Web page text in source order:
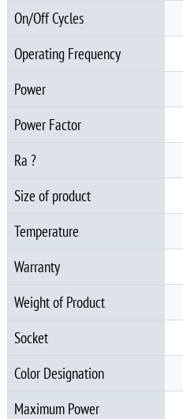
On/Off Cycles
Operating Frequency
Power
Power Factor
Ra ?
Size of product
Temperature
Warranty
Weight of Product
Socket
Color Designation
Maximum Power